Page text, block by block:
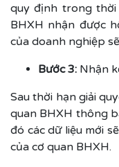
quy định trong
BHXH nhận được
của doanh nghiệp
Bước 3: Nhận
Sau thời hạn giải
quan BHXH thông
đó các dữ liệu mới
của cơ quan BHXH.